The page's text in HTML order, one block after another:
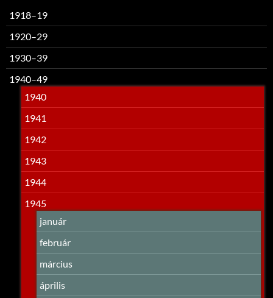
1918–19
1920–29
1930–39
1940–49
1940
1941
1942
1943
1944
1945
január
február
március
április